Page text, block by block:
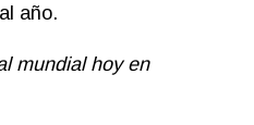
año.
mundial hoy en